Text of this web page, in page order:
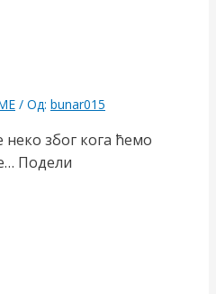
/ Од: bunar015
због кога ћемо
Подели